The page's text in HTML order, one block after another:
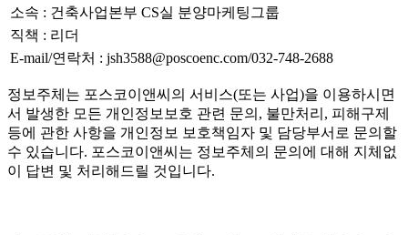
소속 : 건축사업본부 CS실 분양마케팅그룹
직책 : 리더
E-mail/연락처 : jsh3588@poscoenc.com/032-748-2688
정보주체는 포스코이앤씨의 서비스(또는 사업)을 이용하시면
서 발생한 모든 개인정보보호 관련 문의, 불만처리, 피해구제
등에 관한 사항을 개인정보 보호책임자 및 담당부서로 문의할
수 있습니다. 포스코이앤씨는 정보주체의 문의에 대해 지체없
이 답변 및 처리해드릴 것입니다.